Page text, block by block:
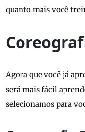
quanto mais você
Agora que você já
será mais fácil
selecionamos para